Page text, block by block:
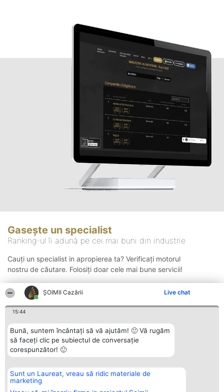
ȘOIMII Cazării Live chat
15:44
Bună, suntem încântați să vă ajutăm! 🙂 Vă rugăm
să faceți clic pe subiectul de conversație
corespunzător! 🙂
Sunt un Laureat, vreau să ridic materiale de
marketing
Gasește un specialist
Ranking-ul îi adună pe cei mai buni din industrie
Cauți un specialist in apropierea ta? Verificați motorul
nostru de căutare. Folosiți doar cele mai bune servicii!
Organizator Ranking
BRIGHT SOLUTIONS BR SRL
Aleea Timisul De Sus 2 Bl. A30
Plebiscyt
Lista Tuturor
Contact